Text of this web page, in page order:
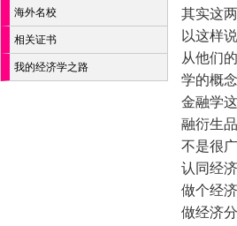
海外名校
相关证书
我的经济学之路
其实这
以这样
从他们
学的概
金融学
融衍生
不是很
认同经
做个经
做经济